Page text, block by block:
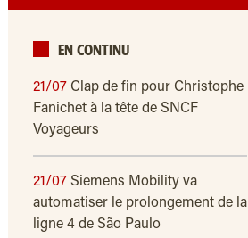
EN CONTINU
21/07 Clap de fin pour Christophe
Fanichet à la tête de SNCF
Voyageurs
21/07 Siemens Mobility va
automatiser le prolongement de la
ligne 4 de São Paulo